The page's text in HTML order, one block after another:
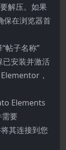
解压。如果
保在浏览器首
帖子名称”
已安装并激活
，
Elements
要
其连接到您